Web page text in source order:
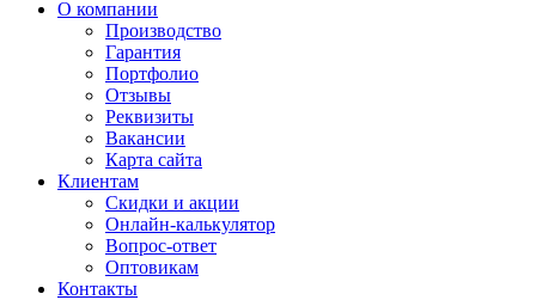
О компании
Производство
Гарантия
Портфолио
Отзывы
Реквизиты
Вакансии
Карта сайта
Клиентам
Скидки и акции
Онлайн-калькулятор
Вопрос-ответ
Оптовикам
Контакты